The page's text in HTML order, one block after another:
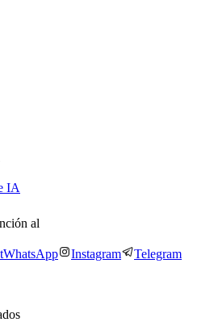
IA
al
WhatsApp Instagram Telegram